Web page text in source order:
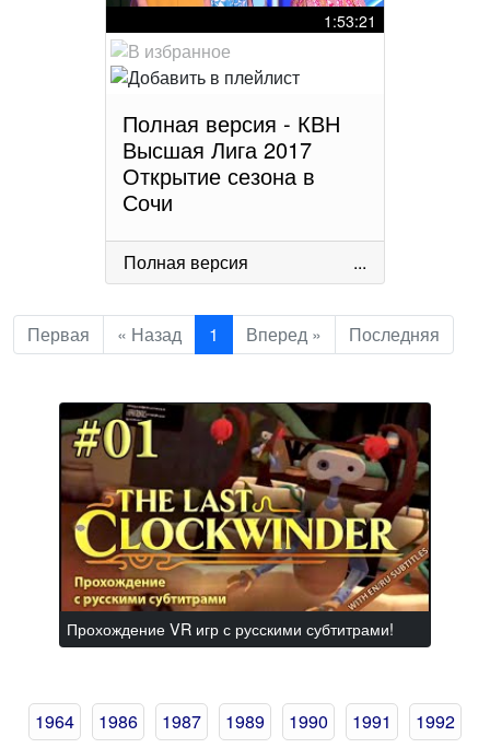
1:53:21
Полная версия - КВН
Высшая Лига 2017
Открытие сезона в
Сочи
Полная версия ...
Первая « Назад 1 Вперед » Последняя
Прохождение VR игр с русскими субтитрами!
1964 1986 1987 1989 1990 1991
1992